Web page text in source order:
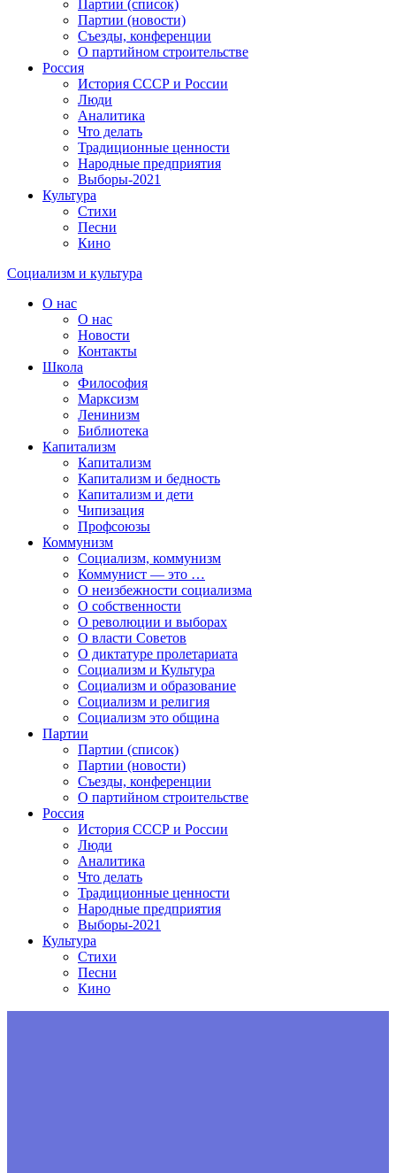
Партии (список)
Партии (новости)
Съезды, конференции
О партийном строительстве
Россия
История СССР и России
Люди
Аналитика
Что делать
Традиционные ценности
Народные предприятия
Выборы-2021
Культура
Стихи
Песни
Кино
Социализм и культура
О нас
О нас
Новости
Контакты
Школа
Философия
Марксизм
Ленинизм
Библиотека
Капитализм
Капитализм
Капитализм и бедность
Капитализм и дети
Чипизация
Профсоюзы
Коммунизм
Социализм, коммунизм
Коммунист — это …
О неизбежности социализма
О собственности
О революции и выборах
О власти Советов
О диктатуре пролетариата
Социализм и Культура
Социализм и образование
Социализм и религия
Социализм это община
Партии
Партии (список)
Партии (новости)
Съезды, конференции
О партийном строительстве
Россия
История СССР и России
Люди
Аналитика
Что делать
Традиционные ценности
Народные предприятия
Выборы-2021
Культура
Стихи
Песни
Кино